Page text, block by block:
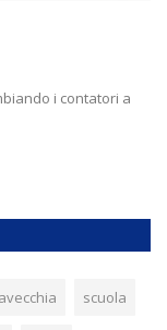
i contatori a
scuola